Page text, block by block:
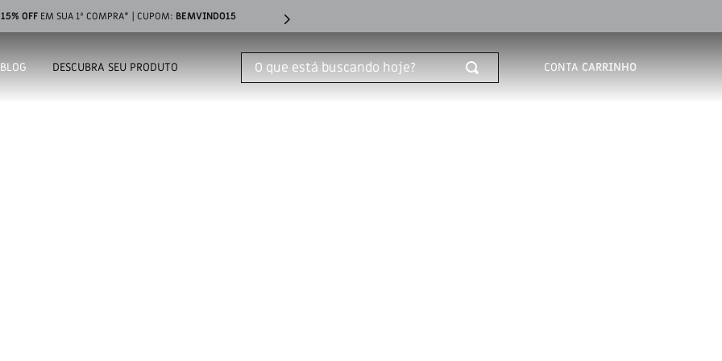
NOVOCLEANSING BALM ANTIOLEOSIDADE| CONHEÇA
BLOG DESCUBRA SEU PRODUTO O que está buscando hoje? CONTA